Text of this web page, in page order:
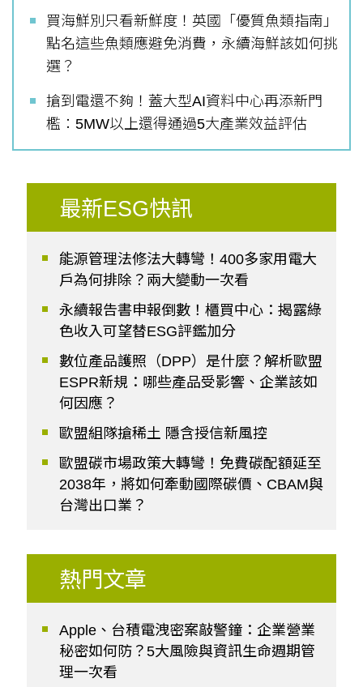
買海鮮別只看新鮮度！英國「優質魚類指南」
點名這些魚類應避免消費，永續海鮮該如何挑
選？
搶到電還不夠！蓋大型AI資料中心再添新門
檻：5MW以上還得通過5大產業效益評估
最新ESG快訊
能源管理法修法大轉彎！400多家用電大
戶為何排除？兩大變動一次看
永續報告書申報倒數！櫃買中心：揭露綠
色收入可望替ESG評鑑加分
數位產品護照（DPP）是什麼？解析歐盟
ESPR新規：哪些產品受影響、企業該如
何因應？
歐盟組隊搶稀土 隱含授信新風控
歐盟碳市場政策大轉彎！免費碳配額延至
2038年，將如何牽動國際碳價、CBAM與
台灣出口業？
熱門文章
Apple、台積電洩密案敲警鐘：企業營業
秘密如何防？5大風險與資訊生命週期管
理一次看